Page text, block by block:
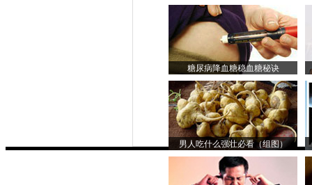
糖尿病降血糖稳血糖秘诀
男人吃什么强壮必看（组图）